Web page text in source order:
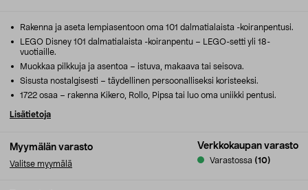
Myymälän varasto
Valitse myymälä
Verkkokaupan varasto
Varastossa (10)
Rakenna ja aseta lempiasentoon oma 101 dalmatialaista -koiranpentusi.
LEGO Disney 101 dalmatialaista -koiranpentu – LEGO-setti yli 18-
vuotiaille.
Muokkaa pilkkuja ja asentoa – istuva, makaava tai seisova.
Sisusta nostalgisesti – täydellinen persoonalliseksi koristeeksi.
1722 osaa – rakenna Kikero, Rollo, Pipsa tai luo oma uniikki pentusi.
Lisätietoja